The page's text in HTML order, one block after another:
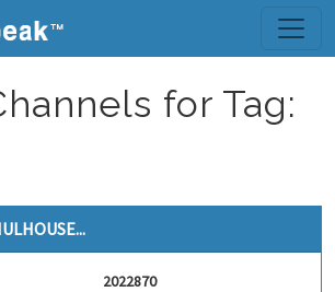
for Tag:
2022870